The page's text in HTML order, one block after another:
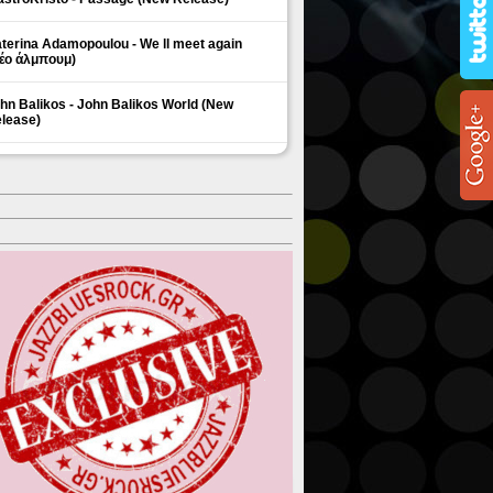
Adamopoulou - We ll meet again
άλμπουμ)
Balikos - John Balikos World (New